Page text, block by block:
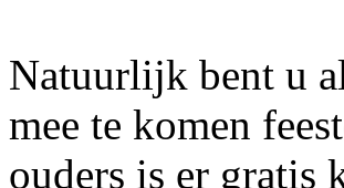
Natuurlijk bent u
mee te komen
ouders is er gratis